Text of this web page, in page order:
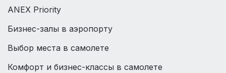
ANEX Priority
Бизнес-залы в аэропорту
Выбор места в самолете
Комфорт и бизнес-классы в самолете